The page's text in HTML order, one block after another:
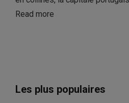
Read more
Les plus populaires